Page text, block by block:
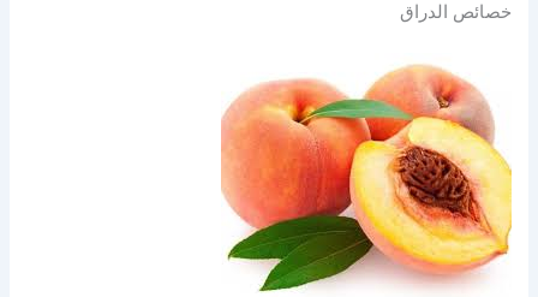
خصائص الدراق